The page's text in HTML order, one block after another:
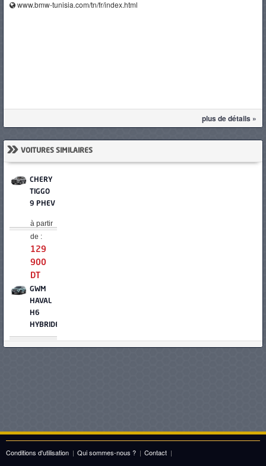
www.bmw-tunisia.com/tn/fr/index.html
plus de détails »
» VOITURES SIMILAIRES
CHERY
TIGGO
9 PHEV
à partir
de :
129
900
DT
GWM
HAVAL
H6
HYBRIDE
HYBRIDE
à partir
Conditions d'utilisation | Qui sommes-nous ? | Contact |